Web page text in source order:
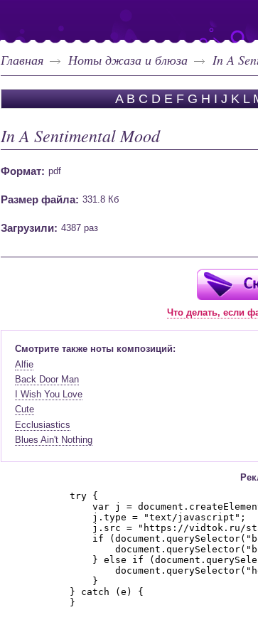
Главная Ноты джаза и блюза In A
A B C D E F G H I J K L
In A Sentimental Mood
Формат: pdf
Размер файла: 331.8 Кб
Загрузили: 4387 раз
Что делать, если
Смотрите также ноты композиций:
Alfie
Back Door Man
I Wish You Love
Cute
Ecclusiastics
Blues Ain't Nothing